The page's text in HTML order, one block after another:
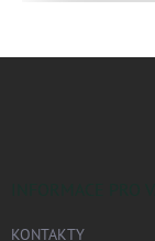
KONTAKTY